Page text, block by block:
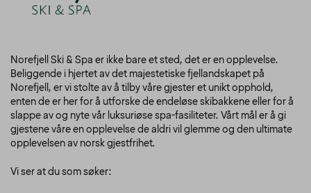
Norefjell Ski & Spa er ikke bare et sted, det er en opplevelse.
Beliggende i hjertet av det majestetiske fjellandskapet på
Norefjell, er vi stolte av å tilby våre gjester et unikt opphold,
enten de er her for å utforske de endeløse skibakkene eller for å
slappe av og nyte vår luksuriøse spa-fasiliteter. Vårt mål er å gi
gjestene våre en opplevelse de aldri vil glemme og den ultimate
opplevelsen av norsk gjestfrihet.
Vi ser at du som søker: